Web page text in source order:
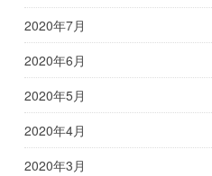
2020年7月
2020年6月
2020年5月
2020年4月
2020年3月